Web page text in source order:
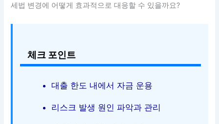
세법 변경에 어떻게 효과적으로 대응할 수 있을까요?
체크 포인트
대출 한도 내에서 자금 운용
리스크 발생 원인 파악과 관리